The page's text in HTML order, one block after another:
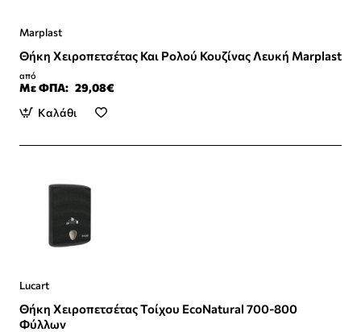
Marplast
Θήκη Χειροπετσέτας Και Ρολού Κουζίνας Λευκή Marplast
από
Με ΦΠΑ: 29,08€
Καλάθι
Lucart
Θήκη Χειροπετσέτας Τοίχου EcoNatural 700-800
Φύλλων